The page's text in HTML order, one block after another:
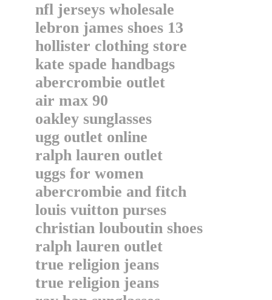
nfl jerseys wholesale
lebron james shoes 13
hollister clothing store
kate spade handbags
abercrombie outlet
air max 90
oakley sunglasses
ugg outlet online
ralph lauren outlet
uggs for women
abercrombie and fitch
louis vuitton purses
christian louboutin shoes
ralph lauren outlet
true religion jeans
true religion jeans